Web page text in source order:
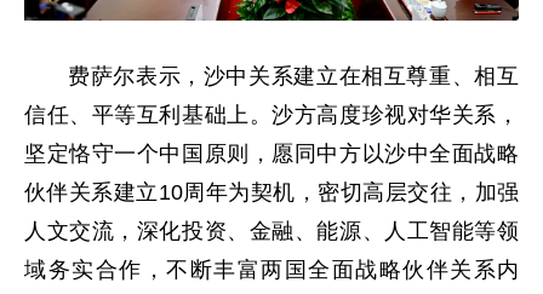
费萨尔表示，沙中关系建立在相互尊重、相互
信任、平等互利基础上。沙方高度珍视对华关系，
坚定恪守一个中国原则，愿同中方以沙中全面战略
伙伴关系建立10周年为契机，密切高层交往，加强
人文交流，深化投资、金融、能源、人工智能等领
域务实合作，不断丰富两国全面战略伙伴关系内